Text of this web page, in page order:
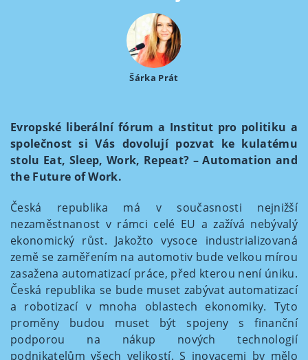
Šárka Prát
Evropské liberální fórum a Institut pro politiku a
společnost si Vás dovolují pozvat ke kulatému
stolu Eat, Sleep, Work, Repeat? – Automation and
the Future of Work.
Česká republika má v současnosti nejnižší
nezaměstnanost v rámci celé EU a zažívá nebývalý
ekonomický růst. Jakožto vysoce industrializovaná
země se zaměřením na automotiv bude velkou mírou
zasažena automatizací práce, před kterou není úniku.
Česká republika se bude muset zabývat automatizací
a robotizací v mnoha oblastech ekonomiky. Tyto
proměny budou muset být spojeny s finanční
podporou na nákup nových technologií
podnikatelům všech velikostí. S inovacemi by mělo